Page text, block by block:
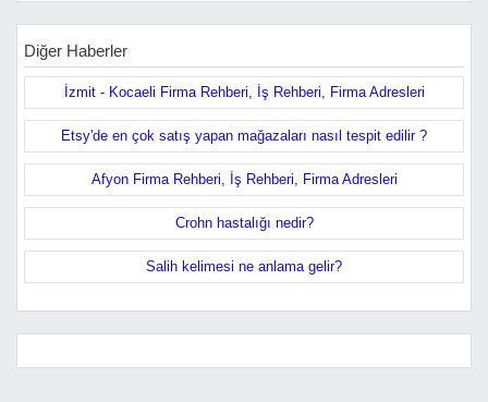
Diğer Haberler
İzmit - Kocaeli Firma Rehberi, İş Rehberi, Firma Adresleri
Etsy'de en çok satış yapan mağazaları nasıl tespit edilir ?
Afyon Firma Rehberi, İş Rehberi, Firma Adresleri
Crohn hastalığı nedir?
Salih kelimesi ne anlama gelir?